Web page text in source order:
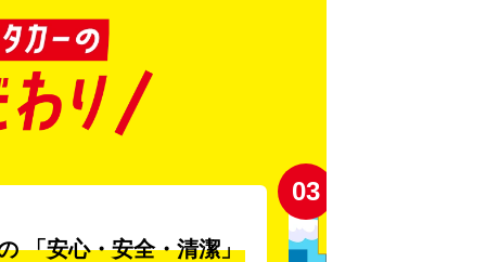
「安心・安全・清潔」
03